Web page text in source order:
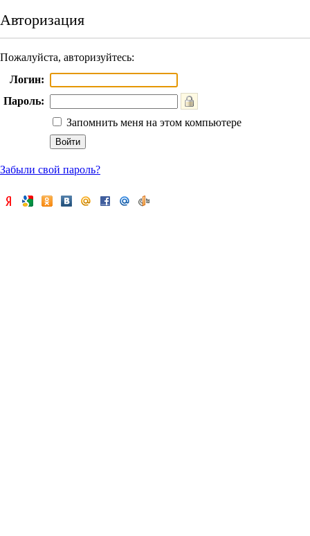
Авторизация
Пожалуйста, авторизуйтесь:
Логин:
Пароль:
Запомнить меня на этом компьютере
Забыли свой пароль?